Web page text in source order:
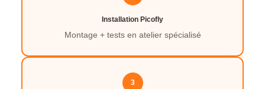
Installation Picofly
Montage + tests en atelier spécialisé
3